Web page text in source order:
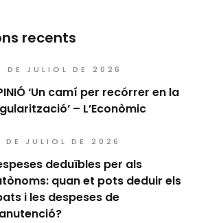
recents
DE JULIOL DE 2026
‘Un camí per recórrer en la
– L’Econòmic
DE JULIOL DE 2026
deduïbles per als
quan et pots deduir els
i les despeses de